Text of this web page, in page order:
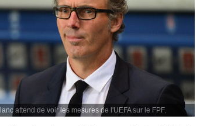
attend de voir les mesures de l'UEFA sur le FPF.